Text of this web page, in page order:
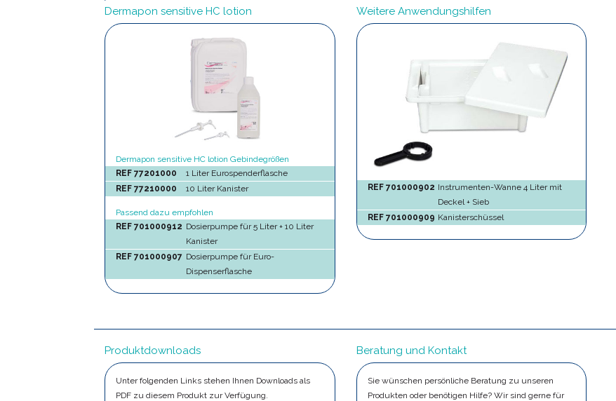
Dermapon sensitive HC lotion
Dermapon sensitive HC lotion Gebindegrößen
REF 77201000
1 Liter Eurospenderflasche
REF 77210000
10 Liter Kanister
Passend dazu empfohlen
REF 701000912 Dosierpumpe für 5 Liter + 10 Liter
Kanister
REF 701000907 Dosierpumpe für Euro-
Dispenserflasche
Weitere Anwendungshilfen
REF 701000902 Instrumenten-Wanne 4 Liter mit
Deckel + Sieb
REF 701000909 Kanisterschüssel
Produktdownloads
Unter folgenden Links stehen Ihnen Downloads als
PDF zu diesem Produkt zur Verfügung.
Beratung und Kontakt
Sie wünschen persönliche Beratung zu unseren
Produkten oder benötigen Hilfe? Wir sind gerne für